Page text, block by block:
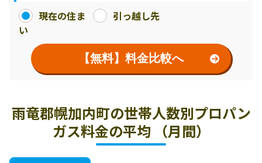
現在の住ま
い
引っ越し先
【無料】料金比較へ
雨竜郡幌加内町の世帯人数別プロパン
ガス料金の平均 （月間）